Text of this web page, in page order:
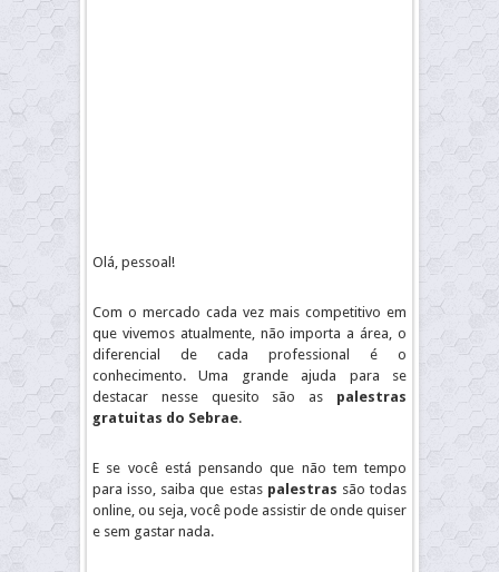
Olá, pessoal!
Com o mercado cada vez mais competitivo em
que vivemos atualmente, não importa a área, o
diferencial de cada professional é o
conhecimento. Uma grande ajuda para se
destacar nesse quesito são as palestras
gratuitas do Sebrae.
E se você está pensando que não tem tempo
para isso, saiba que estas palestras são todas
online, ou seja, você pode assistir de onde quiser
e sem gastar nada.